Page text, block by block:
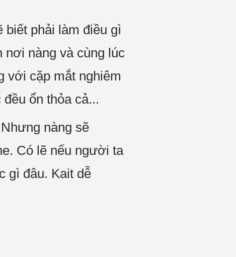
biết phải làm điều gì
nơi nàng và cùng lúc
với cặp mắt nghiêm
ổn thỏa cả...
nàng sẽ
Có lẽ nếu người ta
gì đâu. Kait dễ